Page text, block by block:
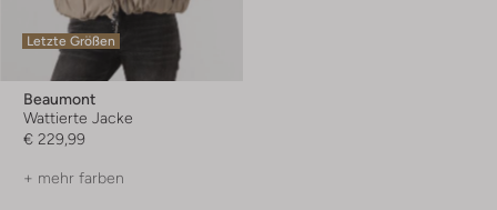
Letzte Größen
Beaumont
Wattierte Jacke
€ 229,99
+ mehr farben